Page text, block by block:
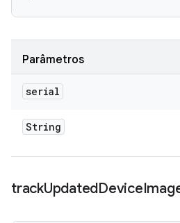
Parâmetros
serial
String
trackUpdatedDevice